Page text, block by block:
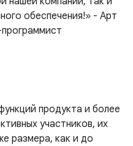
обеспечения!» - Арт
продукта и более
участников, их
размера, как и до